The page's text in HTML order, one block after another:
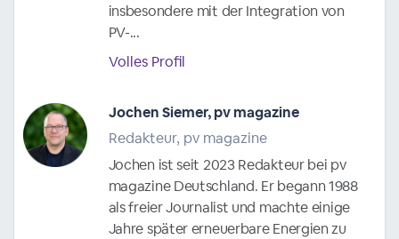
insbesondere mit der Integration von
PV-...
Volles Profil
Jochen Siemer, pv magazine
Redakteur, pv magazine
Jochen ist seit 2023 Redakteur bei pv
magazine Deutschland. Er begann 1988
als freier Journalist und machte einige
Jahre später erneuerbare Energien zu